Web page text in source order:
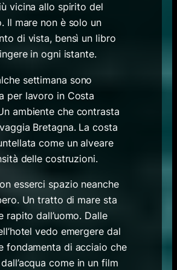
vicina allo spirito del
Il mare non è solo un
di vista, bensì un libro
in ogni istante.
settimana sono
per lavoro in Costa
ambiente che contrasta
Bretagna. La costa
come un alveare
delle costruzioni.
esserci spazio neanche
Un tratto di mare sta
rapito dall’uomo. Dalle
vedo emergere dal
fondamenta di acciaio che
come in un film